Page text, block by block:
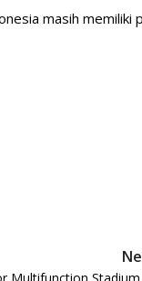
masih memiliki
Multifunction Stadium